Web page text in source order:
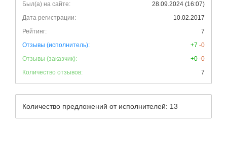
Был(а) на сайте:
28.09.2024 (16:07)
Дата регистрации:
10.02.2017
Рейтинг:
7
Отзывы (исполнитель):
+7 -0
Отзывы (заказчик):
+0 -0
Количество отзывов:
7
Количество предложений от исполнителей: 13